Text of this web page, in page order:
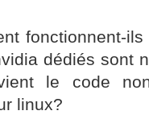
fonctionnent-
dédiés sont
le code
linux?